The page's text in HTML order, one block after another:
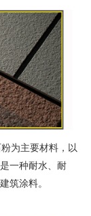
为主要材料，以
一种耐水、耐
筑涂料。